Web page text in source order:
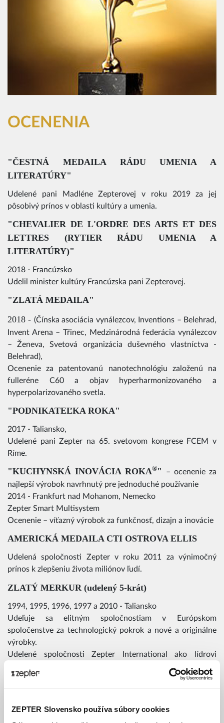
ZEPTER Slovensko používa súbory cookies
OCENENIA
"ČESTNÁ MEDAILA RÁDU UMENIA A
LITERATÚRY"
Udelené pani Madléne Zepterovej v roku 2019 za jej
pôsobivý prínos v oblasti kultúry a umenia.
"CHEVALIER DE L'ORDRE DES ARTS ET DES
LETTRES (RYTIER RÁDU UMENIA A
LITERATÚRY)"
2018 - Francúzsko
Udelil minister kultúry Francúzska pani Zepterovej.
"ZLATÁ MEDAILA"
2018 - (Čínska asociácia vynálezcov, Inventions – Belehrad,
Invent Arena – Třinec, Medzinárodná federácia vynálezcov
– Ženeva, Svetová organizácia duševného vlastníctva -
Belehrad),
Ocenenie za patentovanú nanotechnológiu založenú na
fulleréne C60 a objav hyperharmonizovaného a
hyperpolarizovaného svetla.
"PODNIKATEĽKA ROKA"
2017 - Taliansko,
Udelené pani Zepter na 65. svetovom kongrese FCEM v
Ríme.
"KUCHYNSKÁ INOVÁCIA ROKA®"
– ocenenie za
najlepší výrobok navrhnutý pre jednoduché používanie
2014 - Frankfurt nad Mohanom, Nemecko
Zepter Smart Multisystem
Ocenenie – víťazný výrobok za funkčnosť, dizajn a inovácie
AMERICKÁ MEDAILA CTI OSTROVA ELLIS
Udelená spoločnosti Zepter v roku 2011 za výnimočný
prínos k zlepšeniu života miliónov ľudí.
ZLATÝ MERKUR (udelený 5-krát)
1994, 1995, 1996, 1997 a 2010 - Taliansko
Udeľuje sa elitným spoločnostiam v Európskom
spoločenstve za technologický pokrok a nové a originálne
výrobky.
Udelené spoločnosti Zepter International ako lídrovi